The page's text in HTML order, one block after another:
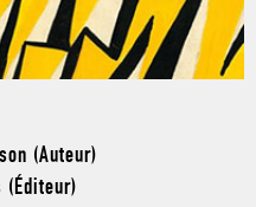
(Auteur)
(Éditeur)